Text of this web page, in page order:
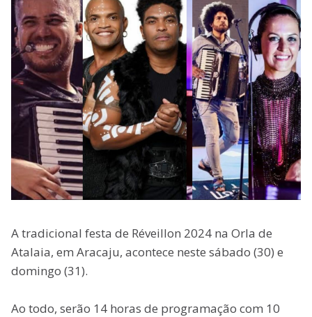
A tradicional festa de Réveillon 2024 na Orla de
Atalaia, em Aracaju, acontece neste sábado (30) e
domingo (31).
Ao todo, serão 14 horas de programação com 10